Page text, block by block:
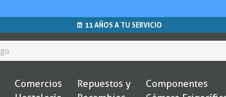
11 AÑOS A TU SERVICIO
Comercios
Repuestos y
Componentes